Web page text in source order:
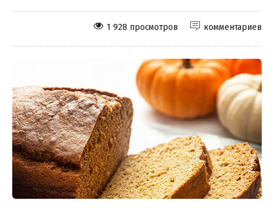
комментариев
1 928 просмотров